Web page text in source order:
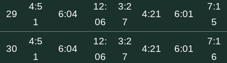
29
4:5
1
6:04
12:
06
3:2
7
4:21 6:01
7:1
5
30
4:5
1
6:04
12:
06
3:2
7
4:21 6:01
7:1
6